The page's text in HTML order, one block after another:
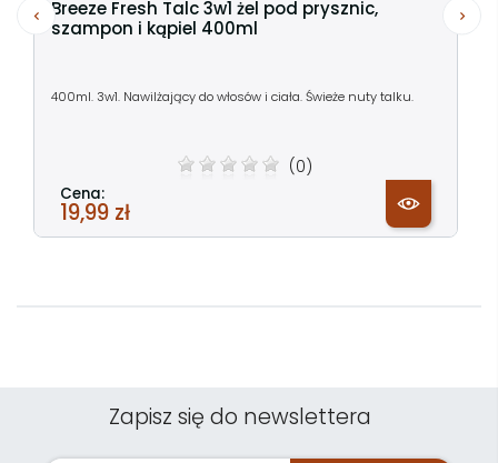
Breeze Fresh Talc 3w1 żel pod prysznic,
szampon i kąpiel 400ml
400ml. 3w1. Nawilżający do włosów i ciała. Świeże nuty talku.
(0)
Cena:
19,99 zł
Zapisz się do newslettera